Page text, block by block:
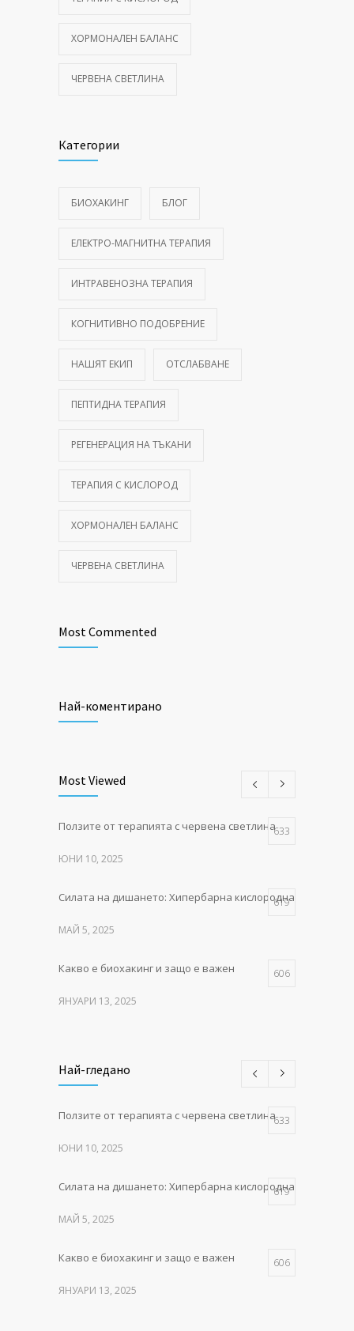
ХОРМОНАЛЕН БАЛАНС
ЧЕРВЕНА СВЕТЛИНА
Категории
БИОХАКИНГ БЛОГ
ЕЛЕКТРО-МАГНИТНА ТЕРАПИЯ
ИНТРАВЕНОЗНА ТЕРАПИЯ
КОГНИТИВНО ПОДОБРЕНИЕ
НАШЯТ ЕКИП ОТСЛАБВАНЕ
ПЕПТИДНА ТЕРАПИЯ
РЕГЕНЕРАЦИЯ НА ТЪКАНИ
ТЕРАПИЯ С КИСЛОРОД
ХОРМОНАЛЕН БАЛАНС
ЧЕРВЕНА СВЕТЛИНА
Most Commented
Най-коментирано
Most Viewed
Ползите от терапията с червена светлина633
ЮНИ 10, 2025
Силата на дишането: Хипербарна кислородна терапия в
619
МАЙ 5, 2025
Какво е биохакинг и защо е важен 606
ЯНУАРИ 13, 2025
НОЕМВРИ 11, 2025
Как тялото се изцелява само –
488
ФЕВРУАРИ 10, 2025
Най-гледано
Ползите от терапията с червена светлина633
ЮНИ 10, 2025
Силата на дишането: Хипербарна кислородна терапия в
619
МАЙ 5, 2025
Какво е биохакинг и защо е важен 606
ЯНУАРИ 13, 2025